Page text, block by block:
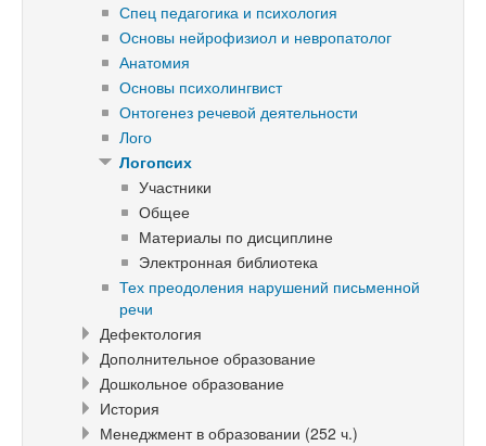
Спец педагогика и психология
Основы нейрофизиол и невропатолог
Анатомия
Основы психолингвист
Онтогенез речевой деятельности
Лого
Логопсих
Участники
Общее
Материалы по дисциплине
Электронная библиотека
Тех преодоления нарушений письменной
речи
Дефектология
Дополнительное образование
Дошкольное образование
История
Менеджмент в образовании (252 ч.)